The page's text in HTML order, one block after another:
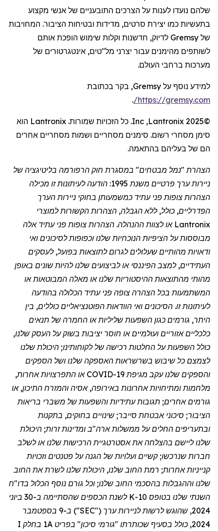
שלהם נועדו לענות על הצרכים התובעניים של אנשי מקצוע
בתעשיות כמו יצירת סרטים, מדידות ובטיחות הציבור. המחויבות
של Gremsy לדיוק, חדשנות וקלות שימוש הופכת אותם
לשותפים מהימנים עבור יצרני מל"טים, אינטגרטורים של
מערכות ברחבי העולם.
למידע נוסף על Gremsy, בקר בכתובת
https://gremsy.com
/
.
©2025
Lantronix
,
Inc. כל הזכויות שמורות. Lantronix הוא
סימן מסחרי רשום. סימנים מסחריים ושמות מסחריים אחרים
הם של בעליהם בהתאמה.
הצהרת "נמל מבטחים" במסגרת חוק הרפורמה בליטיגציה של
ניירות ערך פרטיים משנת 1995: הודעה לעיתונות זו מכילה
הצהרות צופות פני עתיד כמשמעותן בחוקי ניירות הערך
הפדרליים, כולל, ללא הגבלה, הצהרות הקשורות למוצרי
Lantronix או לצוות ההנהלה. הצהרות צופות פני עתיד אלה
מבוססות על הציפיות הנוכחיות שלנו וכפופות לסיכונים ואי
ודאויות מהותיים שעלולים לגרום לתוצאות בפועל, לעסקים
העתידיים, למצב הפיננסי או לביצועים שלנו להיות שונים באופן
מהותי מהתוצאות ההיסטוריות שלנו או מאלה המבוטאות או
המשתמעות בכל הצהרה צופה פני עתיד הכלולה בהודעה
לעיתונות זו. הסיכונים ואי הוודאות הפוטנציאליים כוללים, בין
היתר, גורמים כגון השפעות שליליות או החמרה של תנאים
כלכליים אזוריים ועולמיים או חוסר יציבות בשוק על העסק שלנו,
כולל השפעות על החלטות רכישה של לקוחותינו; היכולת שלנו
לצמצם כל שיבוש בשרשראות האספקה שלנו ושל הספקים
והספקים שלנו עקב מגיפת
COVID-19 או התפרצויות אחרות,
מלחמות ומתיחויות אחרונות באירופה, אסיה והמזרח התיכון, או
גורמים אחרים; תגובות עתידיות והשפעות של משברי בריאות
הציבור; סיכוני אבטחת סייבר; שינויים בחוקים, בתקנות
ובתעריפים החלים על ממשלות ארה"ב ומדינות זרות; היכולת
שלנו ליישם בהצלחה את אסטרטגיית הרכישות שלנו או לשלב
חברות שנרכשו; קשיים ועלויות של הגנה על פטנטים וזכויות
קנייניות אחרות; רמת החוב שלנו, היכולת שלנו לשרת את החוב
שלנו וההגבלות בהסכמי החוב שלנו; וכל גורם נוסף הכלול בדו"ח
השנתי שלנו בטופס 10-K לשנת הכספים שהסתיימה ב-30 ביוני
2024, שהוגש לרשות לניירות ערך ("SEC") ב-9 בספטמבר
2024, כולל בסעיף שכותרתו "גורמי סיכון" בפריט 1A בחלק I